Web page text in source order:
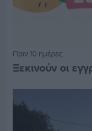
Πριν 10 ημέρες
Ξεκινούν οι